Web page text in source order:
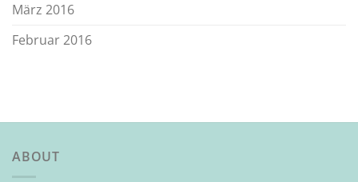
März 2016
Februar 2016
ABOUT